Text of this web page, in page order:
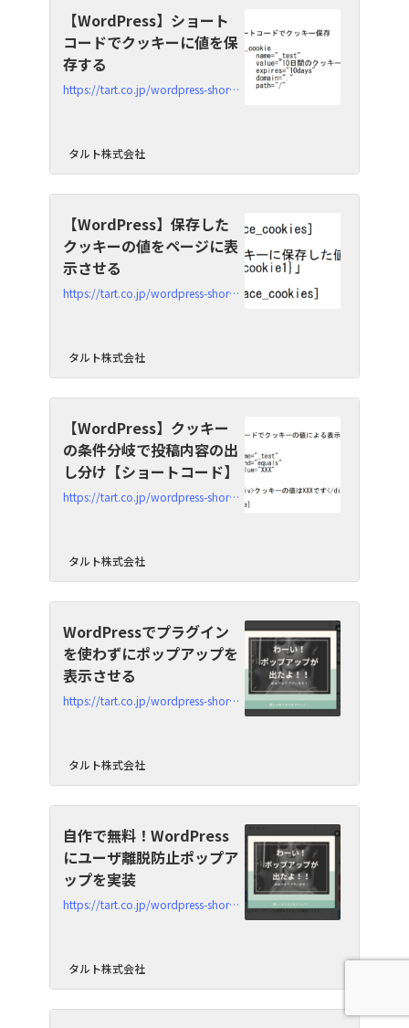
【WordPress】ショート
コードでクッキーに値を保
存する
https://tart.co.jp/wordpress-shortcode-save-cookie
タルト株式会社
【WordPress】保存した
クッキーの値をページに表
示させる
https://tart.co.jp/wordpress-shortcode-replace_cookies
タルト株式会社
【WordPress】クッキー
の条件分岐で投稿内容の出
し分け【ショートコード】
https://tart.co.jp/wordpress-shortcode-if-cookie
タルト株式会社
WordPressでプラグイン
を使わずにポップアップを
表示させる
https://tart.co.jp/wordpress-shortcode-popup
タルト株式会社
自作で無料！WordPress
にユーザ離脱防止ポップア
ップを実装
https://tart.co.jp/wordpress-shortcode-popup_stop_exit
タルト株式会社